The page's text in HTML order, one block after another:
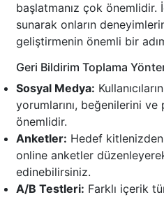
başlatmanız çok önemlidir.
sunarak onların
geliştirmenin önemli bir
Geri Bildirim Toplama
Sosyal Medya:
yorumlarını, beğenilerini ve
önemlidir.
Anketler: Hedef
online anketler
edinebilirsiniz.
A/B Testleri: Farklı içerik